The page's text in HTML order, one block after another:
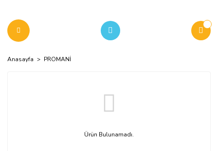
Anasayfa PROMANİ
Ürün Bulunamadı.